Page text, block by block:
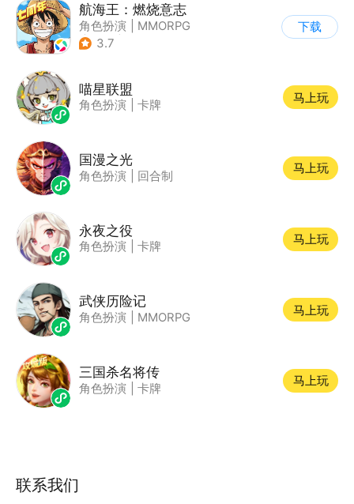
航海王：燃烧意志
角色扮演
MMORPG
| 奇幻
3.7
下载
喵星联盟
角色扮演 卡牌
马上玩
国漫之光
角色扮演 回合制
马上玩
永夜之役
角色扮演 卡牌
马上玩
武侠历险记
角色扮演 MMORPG
马上玩
三国杀名将传
角色扮演 卡牌
马上玩
联系我们